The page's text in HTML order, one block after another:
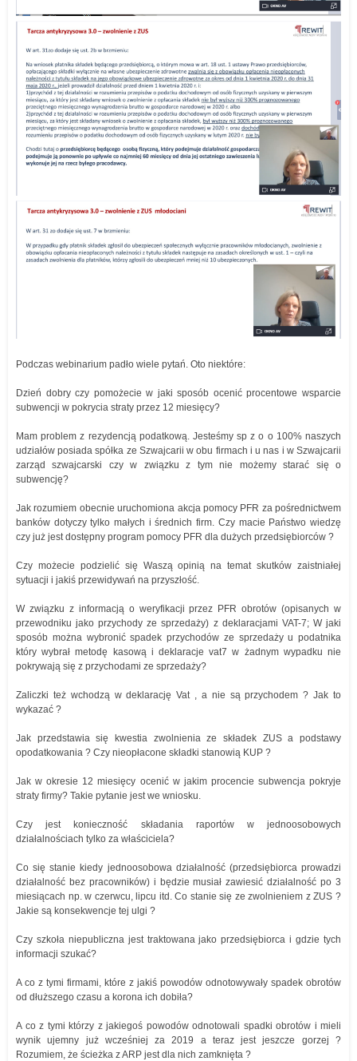
Podczas webinarium padło wiele pytań. Oto niektóre:
Dzień dobry czy pomożecie w jaki sposób ocenić procentowe wsparcie
subwencji w pokrycia straty przez 12 miesięcy?
Mam problem z rezydencją podatkową. Jesteśmy sp z o o 100% naszych
udziałów posiada spółka ze Szwajcarii w obu firmach i u nas i w Szwajcarii
zarząd szwajcarski czy w związku z tym nie możemy starać się o
subwencję?
Jak rozumiem obecnie uruchomiona akcja pomocy PFR za pośrednictwem
banków dotyczy tylko małych i średnich firm. Czy macie Państwo wiedzę
czy już jest dostępny program pomocy PFR dla dużych przedsiębiorców ?
Czy możecie podzielić się Waszą opinią na temat skutków zaistniałej
sytuacji i jakiś przewidywań na przyszłość.
W związku z informacją o weryfikacji przez PFR obrotów (opisanych w
przewodniku jako przychody ze sprzedaży) z deklaracjami VAT-7; W jaki
sposób można wybronić spadek przychodów ze sprzedaży u podatnika
który wybrał metodę kasową i deklaracje vat7 w żadnym wypadku nie
pokrywają się z przychodami ze sprzedaży?
Zaliczki też wchodzą w deklarację Vat , a nie są przychodem ? Jak to
wykazać ?
Jak przedstawia się kwestia zwolnienia ze składek ZUS a podstawy
opodatkowania ? Czy nieopłacone składki stanowią KUP ?
Jak w okresie 12 miesięcy ocenić w jakim procencie subwencja pokryje
straty firmy? Takie pytanie jest we wniosku.
Czy jest konieczność składania raportów w jednoosobowych
działalnościach tylko za właściciela?
Co się stanie kiedy jednoosobowa działalność (przedsiębiorca prowadzi
działalność bez pracowników) i będzie musiał zawiesić działalność po 3
miesiącach np. w czerwcu, lipcu itd. Co stanie się ze zwolnieniem z ZUS ?
Jakie są konsekwencje tej ulgi ?
Czy szkoła niepubliczna jest traktowana jako przedsiębiorca i gdzie tych
informacji szukać?
A co z tymi firmami, które z jakiś powodów odnotowywały spadek obrotów
od dłuższego czasu a korona ich dobiła?
A co z tymi którzy z jakiegoś powodów odnotowali spadki obrotów i mieli
wynik ujemny już wcześniej za 2019 a teraz jest jeszcze gorzej ?
Rozumiem, że ścieżka z ARP jest dla nich zamknięta ?